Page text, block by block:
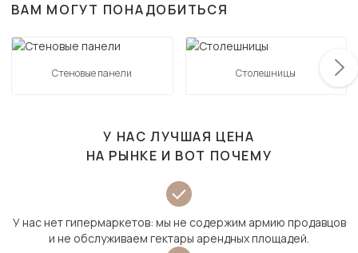
ВАМ МОГУТ ПОНАДОБИТЬСЯ
Стеновые панели Столешницы
У НАС ЛУЧШАЯ ЦЕНА
НА РЫНКЕ И ВОТ ПОЧЕМУ
У нас нет гипермаркетов: мы не содержим армию продавцов
и не обслуживаем гектары арендных площадей.